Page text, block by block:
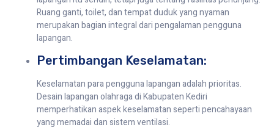
Ruang ganti, toilet, dan tempat duduk yang nyaman
merupakan bagian integral dari pengalaman pengguna
lapangan.
Pertimbangan Keselamatan:
Keselamatan para pengguna lapangan adalah prioritas.
Desain lapangan olahraga di Kabupaten Kediri
memperhatikan aspek keselamatan seperti pencahayaan
yang memadai dan sistem ventilasi.